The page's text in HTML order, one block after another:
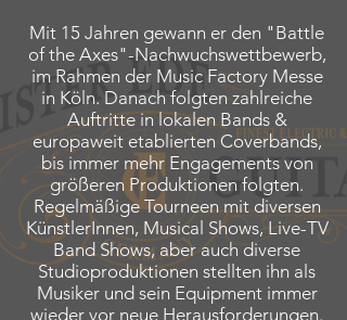
Mit 15 Jahren gewann er den "Battle
of the Axes"-Nachwuchswettbewerb,
im Rahmen der Music Factory Messe
in Köln. Danach folgten zahlreiche
Auftritte in lokalen Bands &
europaweit etablierten Coverbands,
bis immer mehr Engagements von
größeren Produktionen folgten.
Regelmäßige Tourneen mit diversen
KünstlerInnen, Musical Shows, Live-TV
Band Shows, aber auch diverse
Studioproduktionen stellten ihn als
Musiker und sein Equipment immer
wieder vor neue Herausforderungen.